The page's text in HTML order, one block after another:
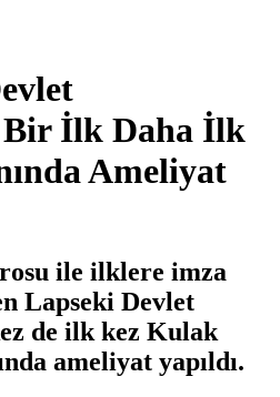
Bir İlk Daha İlk
Ameliyat
ile ilklere imza
Lapseki Devlet
de ilk kez Kulak
ameliyat yapıldı.